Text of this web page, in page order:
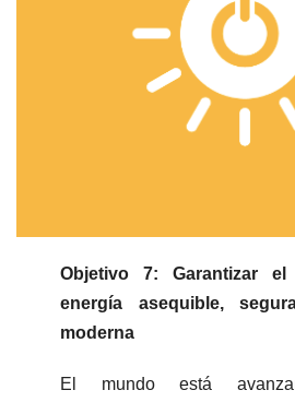
Objetivo 7: Garantizar
energía asequible,
moderna
El mundo está